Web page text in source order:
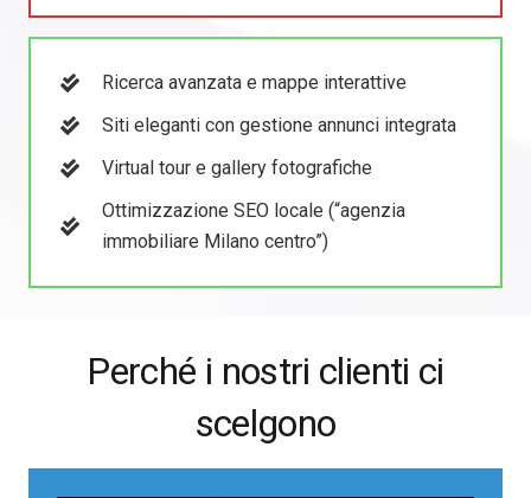
Ricerca avanzata e mappe interattive
Siti eleganti con gestione annunci integrata
Virtual tour e gallery fotografiche
Ottimizzazione SEO locale (“agenzia
immobiliare Milano centro”)
Perché i nostri clienti ci
scelgono